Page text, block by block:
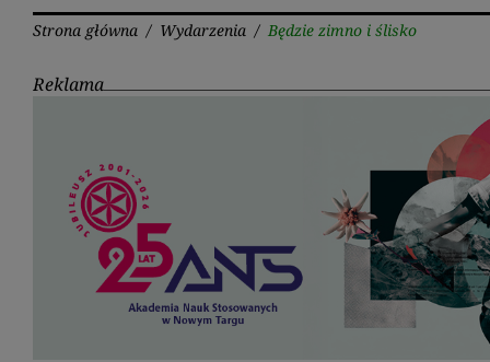
Strona główna / Wydarzenia / Będzie zimno i ślisko
Reklama